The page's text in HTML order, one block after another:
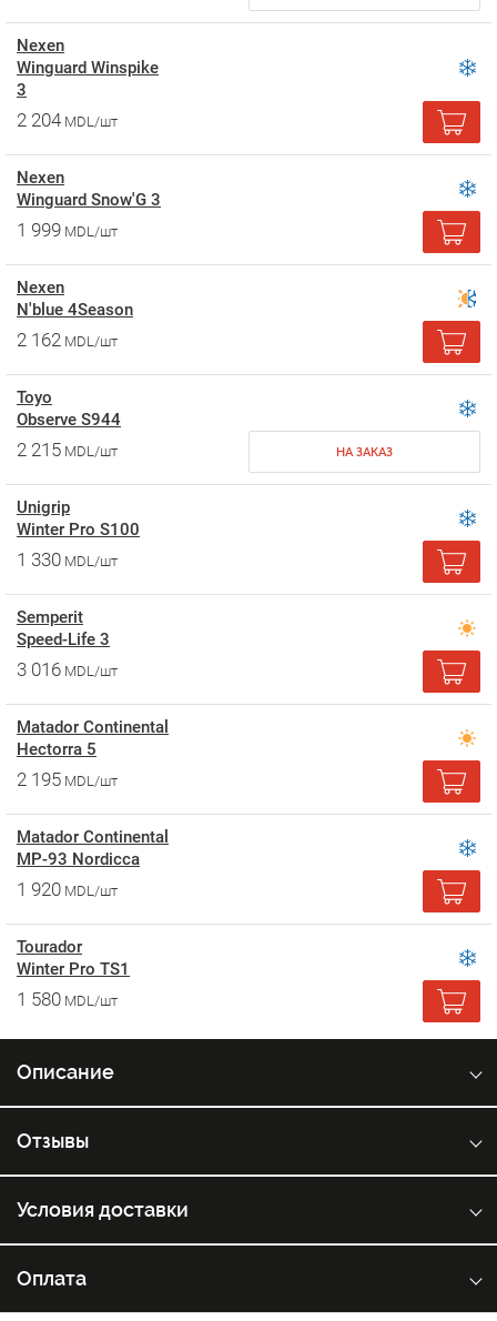
Nexen
Winguard Winspike
3
2 204 MDL/шт
Nexen
Winguard Snow'G 3
1 999 MDL/шт
Nexen
N'blue 4Season
2 162 MDL/шт
Toyo
Observe S944
2 215 MDL/шт НА ЗАКАЗ
Unigrip
Winter Pro S100
1 330 MDL/шт
Semperit
Speed-Life 3
3 016 MDL/шт
Matador Continental
Hectorra 5
2 195 MDL/шт
Matador Continental
MP-93 Nordicca
1 920 MDL/шт
Tourador
Winter Pro TS1
1 580 MDL/шт
Описание
Отзывы
Условия доставки
Оплата